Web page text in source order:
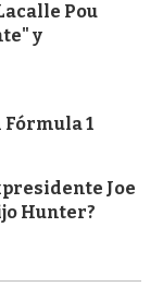
Pou
y
1
Joe
Hunter?